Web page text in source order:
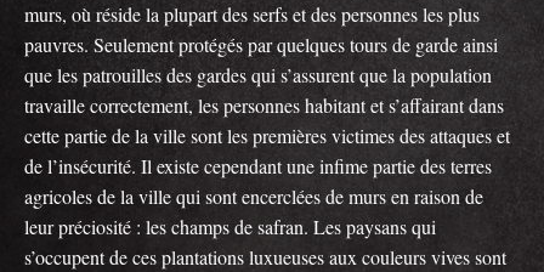
murs, où réside la plupart des serfs et des personnes les plus
pauvres. Seulement protégés par quelques tours de garde ainsi
que les patrouilles des gardes qui s’assurent que la population
travaille correctement, les personnes habitant et s’affairant dans
cette partie de la ville sont les premières victimes des attaques et
de l’insécurité. Il existe cependant une infime partie des terres
agricoles de la ville qui sont encerclées de murs en raison de
leur préciosité : les champs de safran. Les paysans qui
s’occupent de ces plantations luxueuses aux couleurs vives sont